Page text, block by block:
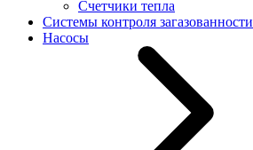
Счетчики тепла
Системы контроля загазованности
Насосы